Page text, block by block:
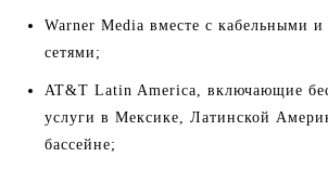
Warner Media вместе с кабельными
сетями;
AT&T Latin America, включающие
услуги в Мексике, Латинской
бассейне;